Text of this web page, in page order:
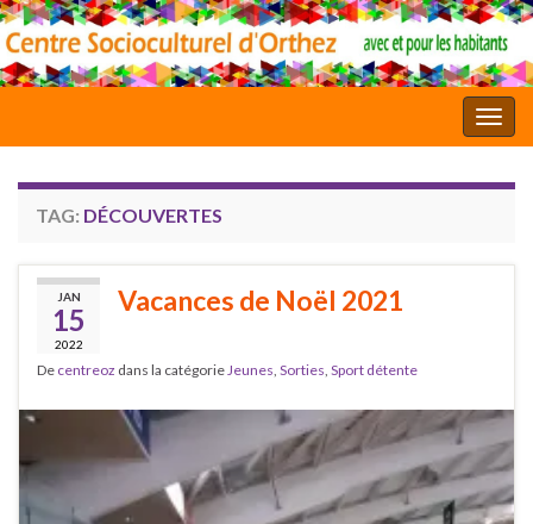
TAG: DÉCOUVERTES
JAN
15
2022
Vacances de Noël 2021
De centreoz dans la catégorieJeunes, Sorties, Sport détente